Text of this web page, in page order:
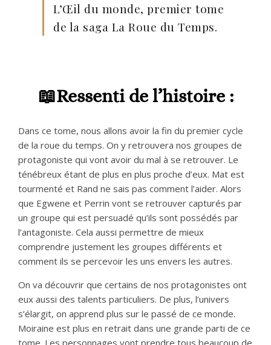
L’Œil du monde, premier tome
de la saga La Roue du Temps.
📖Ressenti de l’histoire :
Dans ce tome, nous allons avoir la fin du premier cycle
de la roue du temps. On y retrouvera nos groupes de
protagoniste qui vont avoir du mal à se retrouver. Le
ténébreux étant de plus en plus proche d’eux. Mat est
tourmenté et Rand ne sais pas comment l’aider. Alors
que Egwene et Perrin vont se retrouver capturés par
un groupe qui est persuadé qu’ils sont possédés par
l’antagoniste. Cela aussi permettre de mieux
comprendre justement les groupes différents et
comment ils se percevoir les uns envers les autres.
On va découvrir que certains de nos protagonistes ont
eux aussi des talents particuliers. De plus, l’univers
s’élargit, on apprend plus sur le passé de ce monde.
Moiraine est plus en retrait dans une grande parti de ce